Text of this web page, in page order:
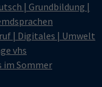
| Grundbildung |
| Digitales | Umwelt
vhs
im Sommer